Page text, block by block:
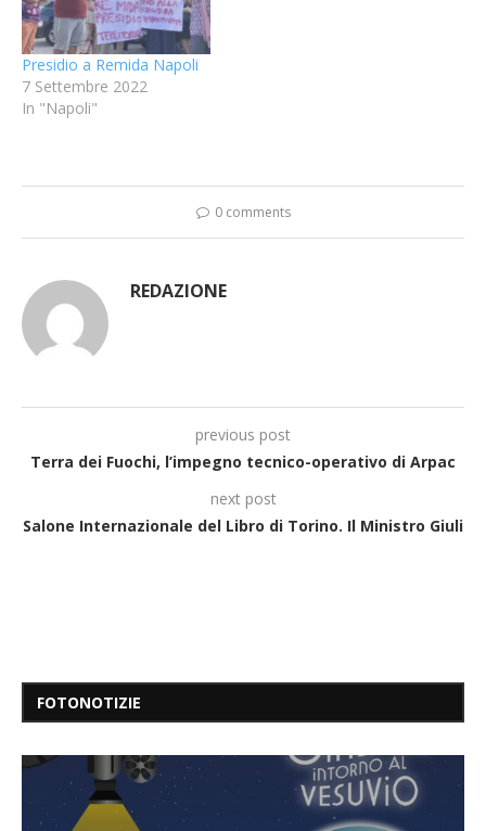
Presidio a Remida Napoli
7 Settembre 2022
In "Napoli"
0 comments
REDAZIONE
previous post
Terra dei Fuochi, l’impegno tecnico-operativo di Arpac
next post
Salone Internazionale del Libro di Torino. Il Ministro Giuli
FOTONOTIZIE